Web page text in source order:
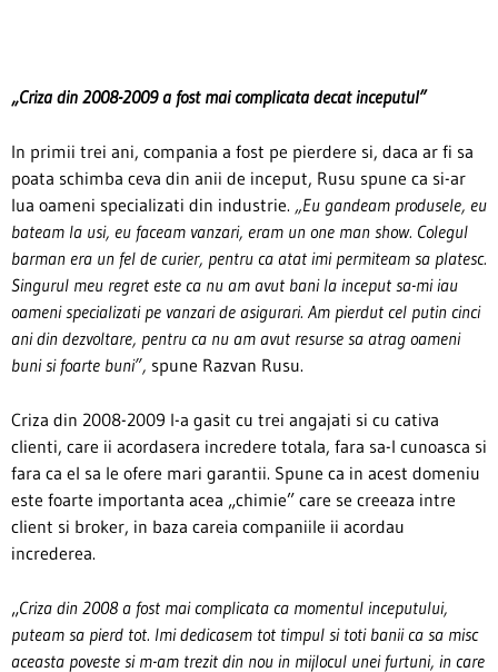
„Criza din 2008-2009 a fost mai complicata decat inceputul”
In primii trei ani, compania a fost pe pierdere si, daca ar fi sa
poata schimba ceva din anii de inceput, Rusu spune ca si-ar
lua oameni specializati din industrie. „Eu gandeam produsele, eu
bateam la usi, eu faceam vanzari, eram un one man show. Colegul
barman era un fel de curier, pentru ca atat imi permiteam sa platesc.
Singurul meu regret este ca nu am avut bani la inceput sa-mi iau
oameni specializati pe vanzari de asigurari. Am pierdut cel putin cinci
ani din dezvoltare, pentru ca nu am avut resurse sa atrag oameni
buni si foarte buni”, spune Razvan Rusu.
Criza din 2008-2009 l-a gasit cu trei angajati si cu cativa
clienti, care ii acordasera incredere totala, fara sa-l cunoasca si
fara ca el sa le ofere mari garantii. Spune ca in acest domeniu
este foarte importanta acea „chimie” care se creeaza intre
client si broker, in baza careia companiile ii acordau
increderea.
„Criza din 2008 a fost mai complicata ca momentul inceputului,
puteam sa pierd tot. Imi dedicasem tot timpul si toti banii ca sa misc
aceasta poveste si m-am trezit din nou in mijlocul unei furtuni, in care